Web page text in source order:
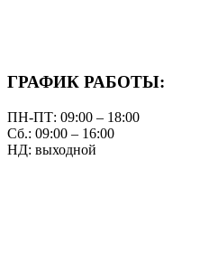
ГРАФИК РАБОТЫ:
ПН-ПТ: 09:00 – 18:00
Сб.: 09:00 – 16:00
НД: выходной